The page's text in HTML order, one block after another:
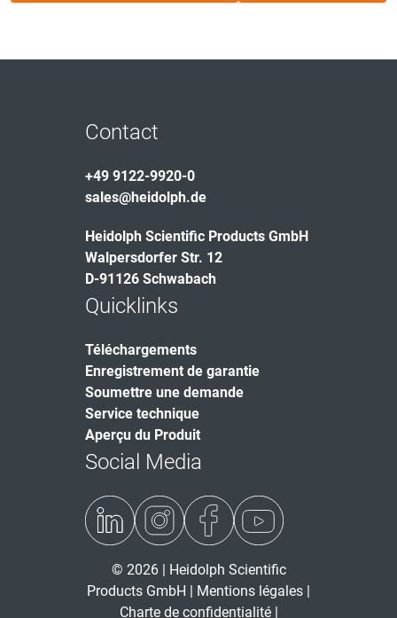
Contact
+49 9122-9920-0
sales@heidolph.de
Heidolph Scientific Products GmbH
Walpersdorfer Str. 12
D-91126 Schwabach
Quicklinks
Téléchargements
Enregistrement de garantie
Soumettre une demande
Service technique
Aperçu du Produit
Social Media
© 2026 | Heidolph Scientific
Products GmbH | Mentions légales |
Charte de confidentialité |